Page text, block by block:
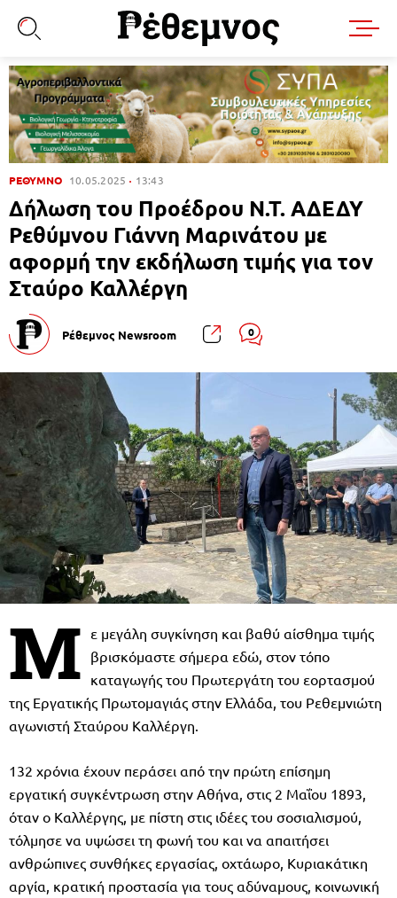
ΡΕΘΥΜΝΟ 10.05.2025 13:43
Δήλωση του Προέδρου Ν.Τ. ΑΔΕΔΥ
Ρεθύμνου Γιάννη Μαρινάτου με
αφορμή την εκδήλωση τιμής για τον
Σταύρο Καλλέργη
Ρέθεμνος Newsroom 0
Μ ε μεγάλη συγκίνηση και βαθύ αίσθημα τιμής
βρισκόμαστε σήμερα εδώ, στον τόπο
καταγωγής του Πρωτεργάτη του εορτασμού
της Εργατικής Πρωτομαγιάς στην Ελλάδα, του Ρεθεμνιώτη
αγωνιστή Σταύρου Καλλέργη.
132 χρόνια έχουν περάσει από την πρώτη επίσημη
εργατική συγκέντρωση στην Αθήνα, στις 2 Μαΐου 1893,
όταν ο Καλλέργης, με πίστη στις ιδέες του σοσιαλισμού,
τόλμησε να υψώσει τη φωνή του και να απαιτήσει
ανθρώπινες συνθήκες εργασίας, οχτάωρο, Κυριακάτικη
αργία, κρατική προστασία για τους αδύναμους, κοινωνική